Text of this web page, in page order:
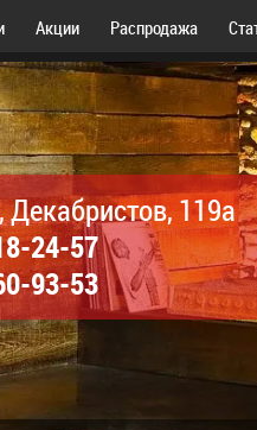
Акции Распродажа
Декабристов, 119а
24-57
93-53